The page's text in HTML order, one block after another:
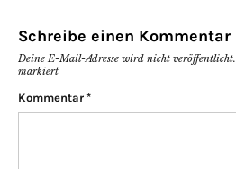
Schreibe einen Kommentar
Deine E-Mail-Adresse wird nicht veröffentlicht.
markiert
Kommentar *